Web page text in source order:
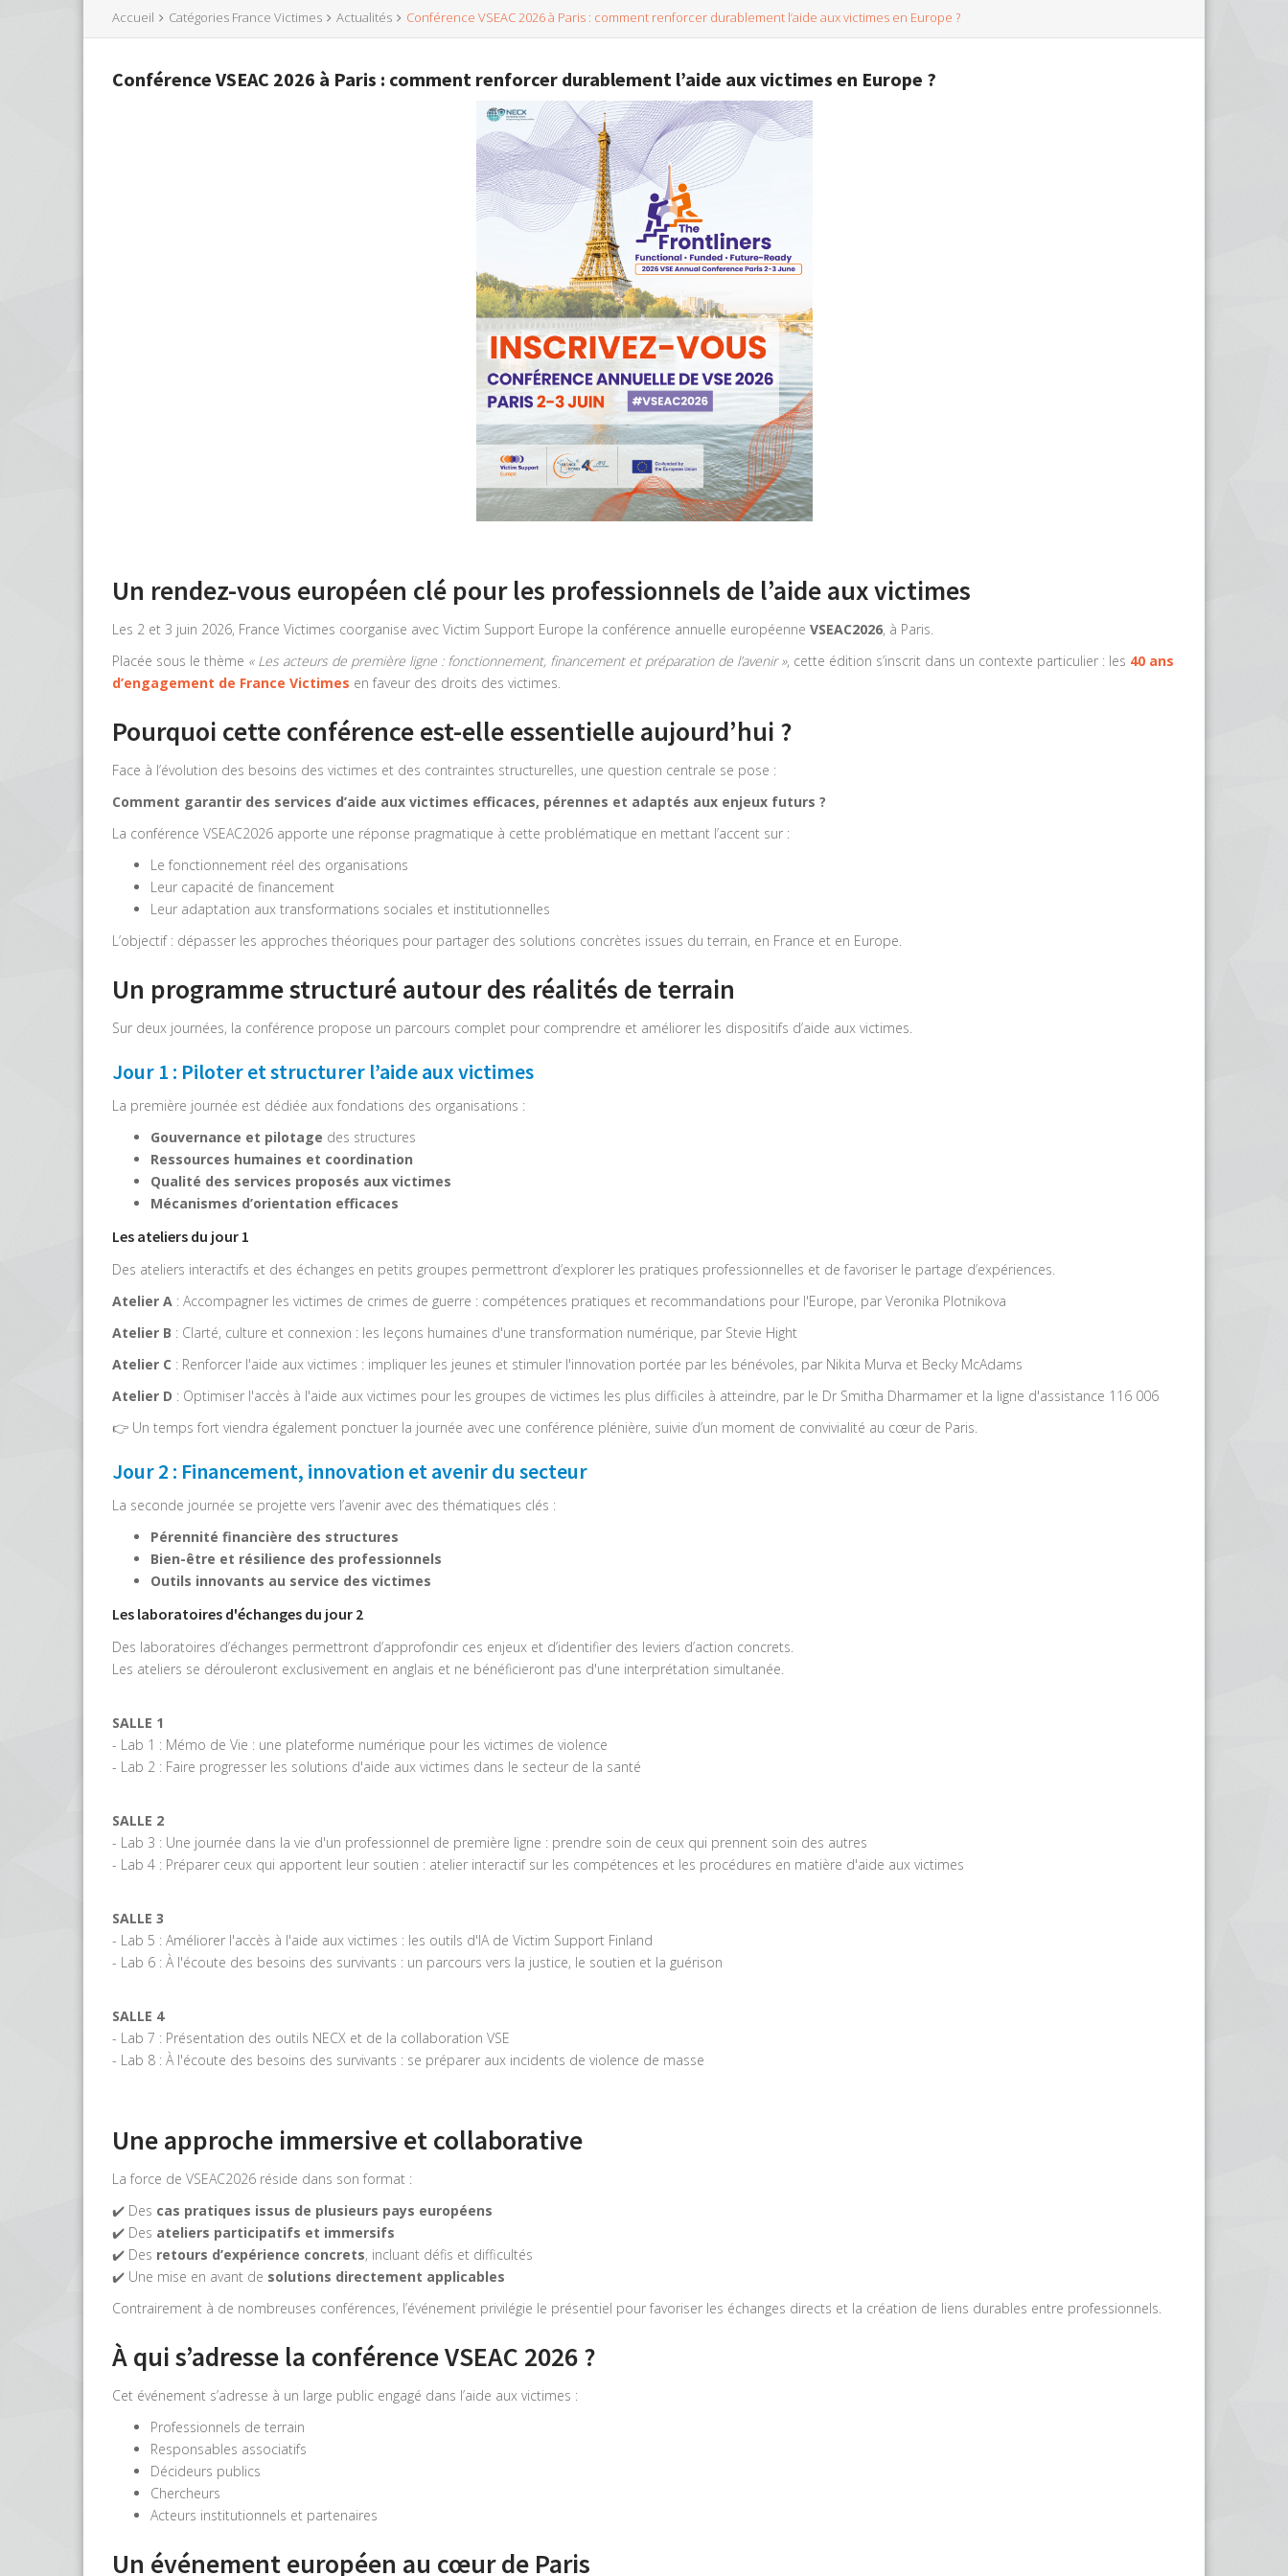
Accueil Catégories France Victimes Actualités Conférence VSEAC 2026 à Paris : comment renforcer durablement l’aide aux victimes en Europe ?
Conférence VSEAC 2026 à Paris : comment renforcer durablement l’aide aux victimes en Europe ?
Un rendez-vous européen clé pour les professionnels de l’aide aux victimes
Les 2 et 3 juin 2026, France Victimes coorganise avec Victim Support Europe la conférence annuelle européenne VSEAC2026, à Paris.
Placée sous le thème « Les acteurs de première ligne : fonctionnement, financement et préparation de l’avenir », cette édition s’inscrit dans un contexte particulier : les 40 ans
d’engagement de France Victimes en faveur des droits des victimes.
Pourquoi cette conférence est-elle essentielle aujourd’hui ?
Face à l’évolution des besoins des victimes et des contraintes structurelles, une question centrale se pose :
Comment garantir des services d’aide aux victimes efficaces, pérennes et adaptés aux enjeux futurs ?
La conférence VSEAC2026 apporte une réponse pragmatique à cette problématique en mettant l’accent sur :
Le fonctionnement réel des organisations
Leur capacité de financement
Leur adaptation aux transformations sociales et institutionnelles
L’objectif : dépasser les approches théoriques pour partager des solutions concrètes issues du terrain, en France et en Europe.
Un programme structuré autour des réalités de terrain
Sur deux journées, la conférence propose un parcours complet pour comprendre et améliorer les dispositifs d’aide aux victimes.
Jour 1 : Piloter et structurer l’aide aux victimes
La première journée est dédiée aux fondations des organisations :
Gouvernance et pilotage des structures
Ressources humaines et coordination
Qualité des services proposés aux victimes
Mécanismes d’orientation efficaces
Les ateliers du jour 1
Des ateliers interactifs et des échanges en petits groupes permettront d’explorer les pratiques professionnelles et de favoriser le partage d’expériences.
Atelier A : Accompagner les victimes de crimes de guerre : compétences pratiques et recommandations pour l'Europe, par Veronika Plotnikova
Atelier B : Clarté, culture et connexion : les leçons humaines d'une transformation numérique, par Stevie Hight
Atelier C : Renforcer l'aide aux victimes : impliquer les jeunes et stimuler l'innovation portée par les bénévoles, par Nikita Murva et Becky McAdams
Atelier D : Optimiser l'accès à l'aide aux victimes pour les groupes de victimes les plus difficiles à atteindre, par le Dr Smitha Dharmamer et la ligne d'assistance 116 006
👉 Un temps fort viendra également ponctuer la journée avec une conférence plénière, suivie d’un moment de convivialité au cœur de Paris.
Jour 2 : Financement, innovation et avenir du secteur
La seconde journée se projette vers l’avenir avec des thématiques clés :
Pérennité financière des structures
Bien-être et résilience des professionnels
Outils innovants au service des victimes
Les laboratoires d'échanges du jour 2
Des laboratoires d’échanges permettront d’approfondir ces enjeux et d’identifier des leviers d’action concrets.
Les ateliers se dérouleront exclusivement en anglais et ne bénéficieront pas d'une interprétation simultanée.
SALLE 1
- Lab 1 : Mémo de Vie : une plateforme numérique pour les victimes de violence
- Lab 2 : Faire progresser les solutions d'aide aux victimes dans le secteur de la santé
SALLE 2
- Lab 3 : Une journée dans la vie d'un professionnel de première ligne : prendre soin de ceux qui prennent soin des autres
- Lab 4 : Préparer ceux qui apportent leur soutien : atelier interactif sur les compétences et les procédures en matière d'aide aux victimes
SALLE 3
- Lab 5 : Améliorer l'accès à l'aide aux victimes : les outils d'IA de Victim Support Finland
- Lab 6 : À l'écoute des besoins des survivants : un parcours vers la justice, le soutien et la guérison
SALLE 4
- Lab 7 : Présentation des outils NECX et de la collaboration VSE
- Lab 8 : À l'écoute des besoins des survivants : se préparer aux incidents de violence de masse
Une approche immersive et collaborative
La force de VSEAC2026 réside dans son format :
✔️ Des cas pratiques issus de plusieurs pays européens
✔️ Des ateliers participatifs et immersifs
✔️ Des retours d’expérience concrets, incluant défis et difficultés
✔️ Une mise en avant de solutions directement applicables
Contrairement à de nombreuses conférences, l’événement privilégie le présentiel pour favoriser les échanges directs et la création de liens durables entre professionnels.
À qui s’adresse la conférence VSEAC 2026 ?
Cet événement s’adresse à un large public engagé dans l’aide aux victimes :
Professionnels de terrain
Responsables associatifs
Décideurs publics
Chercheurs
Acteurs institutionnels et partenaires
Un événement européen au cœur de Paris